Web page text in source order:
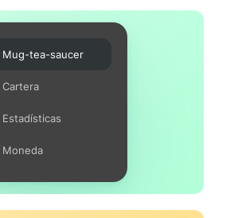
Mug-tea-saucer
Cartera
Estadísticas
Moneda